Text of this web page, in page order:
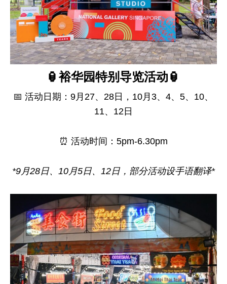
🏮裕华园特别导览活动🏮
📅 活动日期：9月27、28日，10月3、4、5、10、
11、12日
⏰ 活动时间：5pm-6.30pm
*9月28日、10月5日、12日，部分活动设手语翻译*